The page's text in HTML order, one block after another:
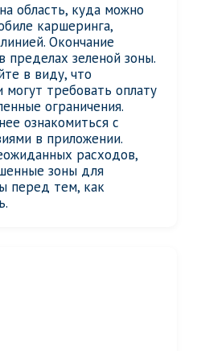
область, куда можно
каршеринга,
Окончание
зеленой зоны.
в виду, что
могут требовать оплату
ограничения.
ознакомиться с
в приложении.
расходов,
зоны для
перед тем, как